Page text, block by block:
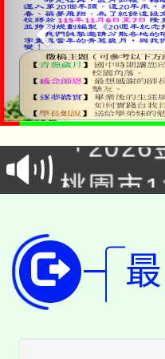
公告本
代理(課
「2026
車」活
桃園市
代理(課
公告本
代理(課
轉知中
《
轉知苗